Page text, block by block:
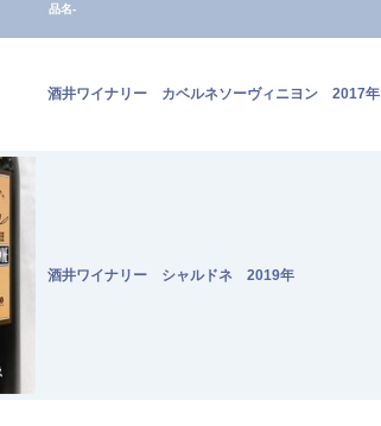
品名-
酒井ワイナリー カベルネソーヴィニヨン 2017年
酒井ワイナリー シャルドネ 2019年